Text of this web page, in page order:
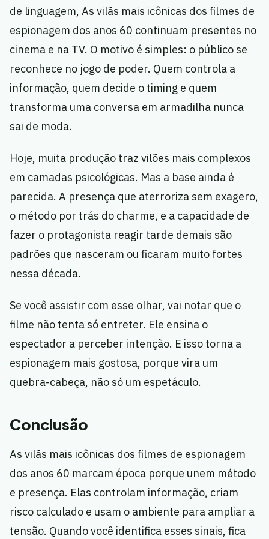
de linguagem, As vilãs mais icônicas dos filmes de
espionagem dos anos 60 continuam presentes no
cinema e na TV. O motivo é simples: o público se
reconhece no jogo de poder. Quem controla a
informação, quem decide o timing e quem
transforma uma conversa em armadilha nunca
sai de moda.
Hoje, muita produção traz vilões mais complexos
em camadas psicológicas. Mas a base ainda é
parecida. A presença que aterroriza sem exagero,
o método por trás do charme, e a capacidade de
fazer o protagonista reagir tarde demais são
padrões que nasceram ou ficaram muito fortes
nessa década.
Se você assistir com esse olhar, vai notar que o
filme não tenta só entreter. Ele ensina o
espectador a perceber intenção. E isso torna a
espionagem mais gostosa, porque vira um
quebra-cabeça, não só um espetáculo.
Conclusão
As vilãs mais icônicas dos filmes de espionagem
dos anos 60 marcam época porque unem método
e presença. Elas controlam informação, criam
risco calculado e usam o ambiente para ampliar a
tensão. Quando você identifica esses sinais, fica